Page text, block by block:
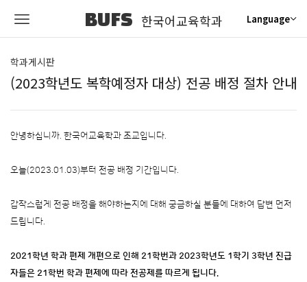
BUFS 한국어교육학과 Language
학과게시판
(2023학년도 복학예정자 대상) 전공 배정 절차 안내
안녕하십니까. 한국어교육학과 조교입니다.
오늘(2023.01.03)부터 전공 배정 기간입니다.
갑작스럽게 전공 배정을 해야하는지에 대해 궁금하실 분들에 대하여 답변 먼저
드립니다.
2021학년 학과 편제 개편으로 인해 21학번과 2023학년도 1학기 3학년 진급
자들은 21학번 학과 편제에 따라 전공제를 따르게 됩니다.